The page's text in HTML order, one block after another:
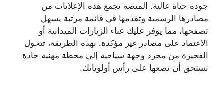
جودة حياة عالية. المنصة تجمع هذه الإعلانات من
مصادرها الرسمية وتقدمها في قائمة مرتبة يسهل
تصفحها، مما يوفر عليك عناء الزيارات الميدانية أو
الاعتماد على مصادر غير مؤكدة. بهذه الطريقة، تتحول
الفجيرة من مجرد وجهة سياحية إلى محطة مهنية جادة
تستحق أن تضعها على رأس أولوياتك.